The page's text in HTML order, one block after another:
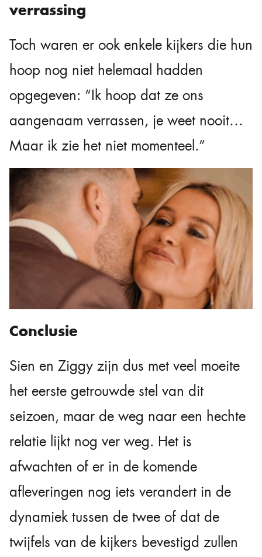
verrassing
Toch waren er ook enkele kijkers die hun
hoop nog niet helemaal hadden
opgegeven: “Ik hoop dat ze ons
aangenaam verrassen, je weet nooit…
Maar ik zie het niet momenteel.”
Conclusie
Sien en Ziggy zijn dus met veel moeite
het eerste getrouwde stel van dit
seizoen, maar de weg naar een hechte
relatie lijkt nog ver weg. Het is
afwachten of er in de komende
afleveringen nog iets verandert in de
dynamiek tussen de twee of dat de
twijfels van de kijkers bevestigd zullen